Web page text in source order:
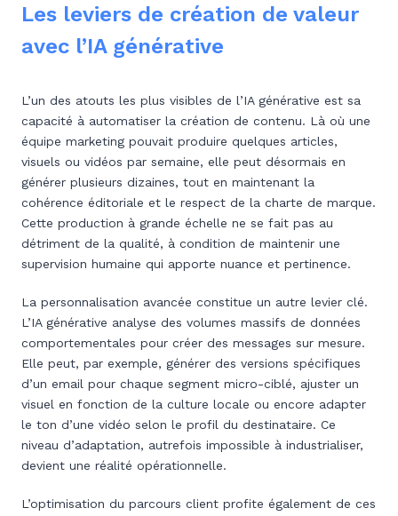
Les leviers de création de valeur
avec l’IA générative
L’un des atouts les plus visibles de l’IA générative est sa
capacité à automatiser la création de contenu. Là où une
équipe marketing pouvait produire quelques articles,
visuels ou vidéos par semaine, elle peut désormais en
générer plusieurs dizaines, tout en maintenant la
cohérence éditoriale et le respect de la charte de marque.
Cette production à grande échelle ne se fait pas au
détriment de la qualité, à condition de maintenir une
supervision humaine qui apporte nuance et pertinence.
La personnalisation avancée constitue un autre levier clé.
L’IA générative analyse des volumes massifs de données
comportementales pour créer des messages sur mesure.
Elle peut, par exemple, générer des versions spécifiques
d’un email pour chaque segment micro-ciblé, ajuster un
visuel en fonction de la culture locale ou encore adapter
le ton d’une vidéo selon le profil du destinataire. Ce
niveau d’adaptation, autrefois impossible à industrialiser,
devient une réalité opérationnelle.
L’optimisation du parcours client profite également de ces